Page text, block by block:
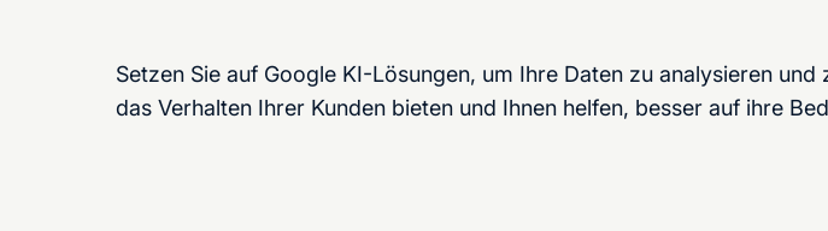
Setzen Sie auf Google KI-Lösungen, um Ihre Daten zu analysieren
das Verhalten Ihrer Kunden bieten und Ihnen helfen, besser auf ihre